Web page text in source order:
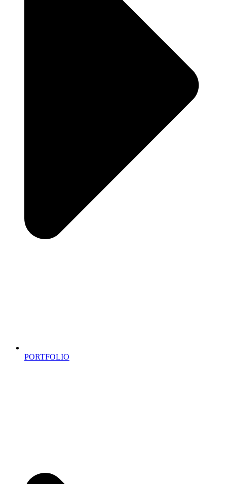
PORTFOLIO